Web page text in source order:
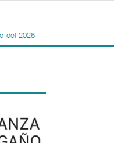
del 2026